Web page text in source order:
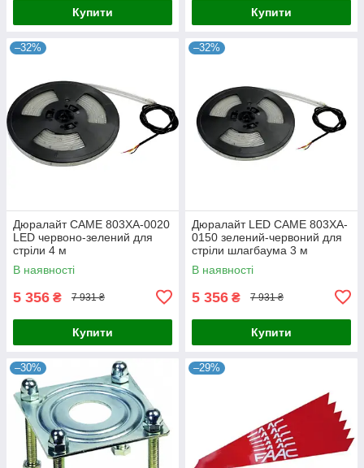
Купити Купити
–32%
Дюралайт CAME 803XA-0020
LED червоно-зелений для
стріли 4 м
В наявності
5 356 ₴ 7 931 ₴
Купити
–32%
Дюралайт LED CAME 803XA-
0150 зелений-червоний для
стріли шлагбаума 3 м
В наявності
5 356 ₴ 7 931 ₴
Купити
–30% –29%